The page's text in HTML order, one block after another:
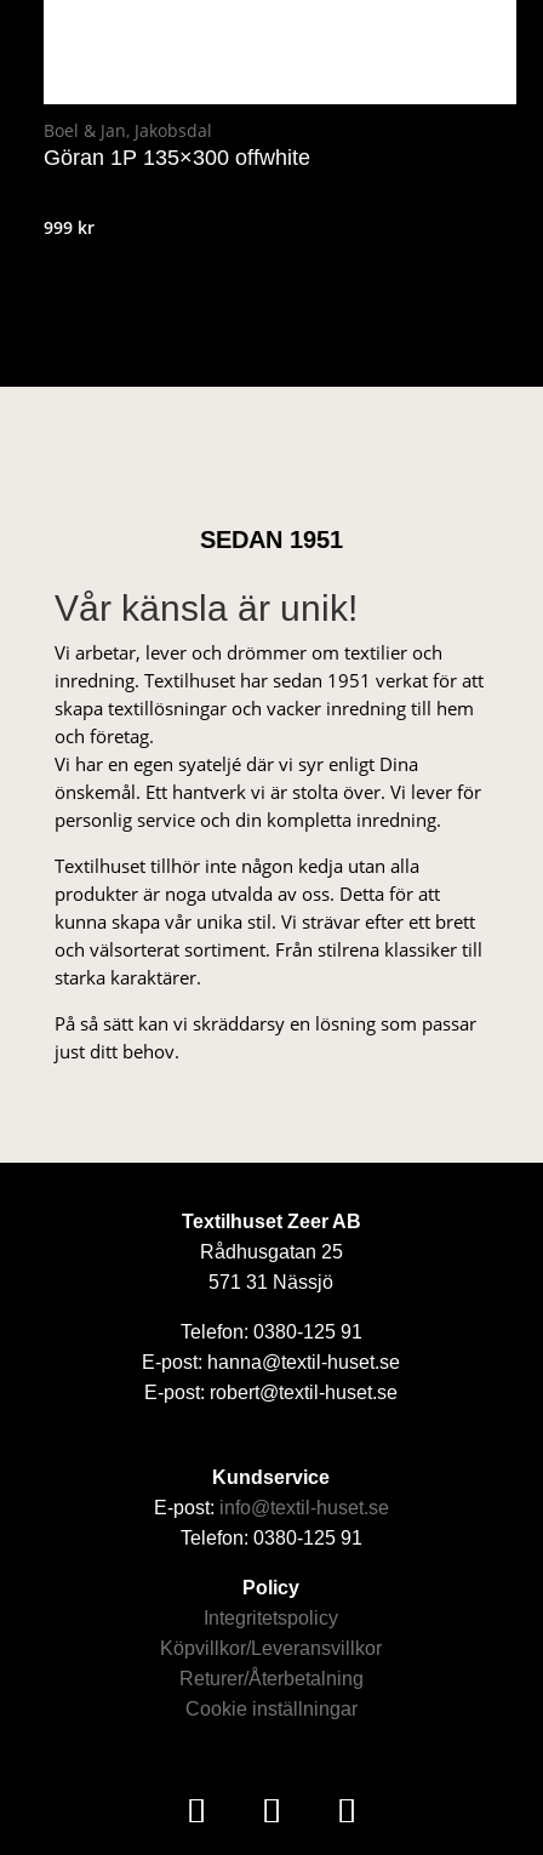
Boel & Jan, Jakobsdal
Göran 1P 135×300 offwhite
999 kr
SEDAN 1951
Vår känsla är unik!
Vi arbetar, lever och drömmer om textilier och
inredning. Textilhuset har sedan 1951 verkat för att
skapa textillösningar och vacker inredning till hem
och företag.
Vi har en egen syateljé där vi syr enligt Dina
önskemål. Ett hantverk vi är stolta över. Vi lever för
personlig service och din kompletta inredning.
Textilhuset tillhör inte någon kedja utan alla
produkter är noga utvalda av oss. Detta för att
kunna skapa vår unika stil. Vi strä­var efter ett brett
och välsorterat sor­ti­ment. Från stil­rena klas­siker till
starka karaktärer.
På så sätt kan vi skräddarsy en lösning som passar
just ditt behov.
Textilhuset Zeer AB
Rådhusgatan 25
571 31 Nässjö
Telefon: 0380-125 91
E-post: hanna@textil-huset.se
E-post: robert@textil-huset.se
Kundservice
E-post: info@textil-huset.se
Telefon: 0380-125 91
Policy
Integritetspolicy
Köpvillkor/Leveransvillkor
Returer/Återbetalning
Cookie inställningar